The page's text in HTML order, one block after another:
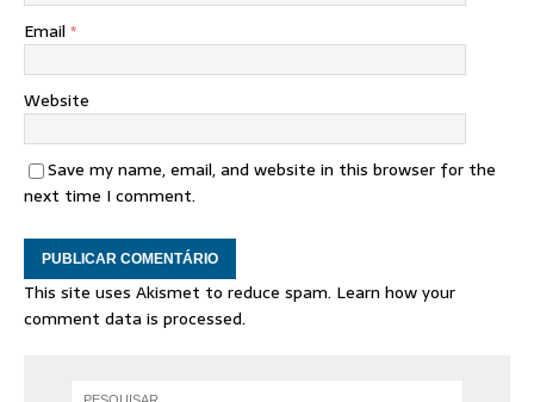
Email *
Website
Save my name, email, and website in this browser for the
next time I comment.
This site uses Akismet to reduce spam. Learn how your
comment data is processed.